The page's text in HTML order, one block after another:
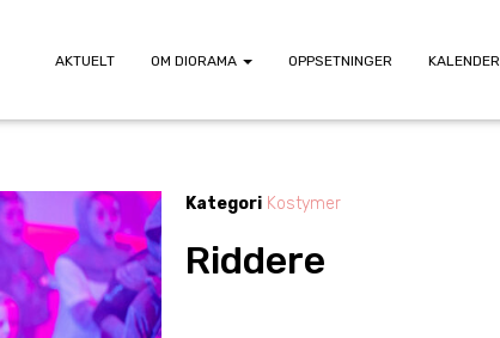
AKTUELT OM DIORAMA OPPSETNINGER KALENDER
Kategori Kostymer
Riddere